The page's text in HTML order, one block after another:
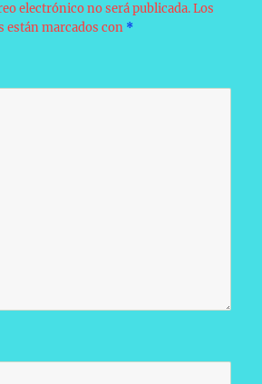
electrónico no será publicada. Los
están marcados con *